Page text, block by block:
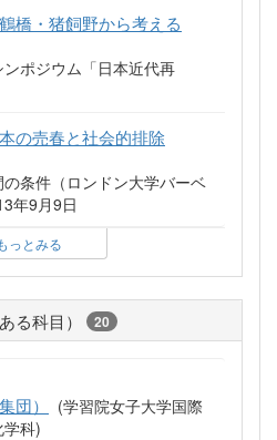
・猪飼野から考える
ポジウム「日本近代再
の売春と社会的排除
条件（ロンドン大学バーベ
年9月9日
っとみる
る科目） 20
団）
(学習院女子大学国際
科)